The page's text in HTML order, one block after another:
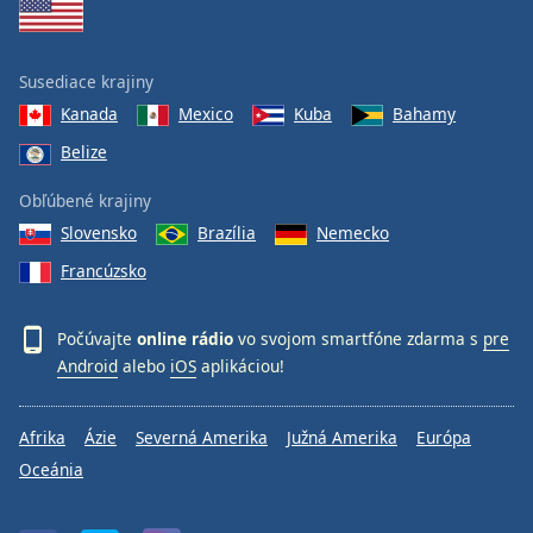
Susediace krajiny
Kanada
Mexico Kuba
Bahamy
Belize
Obľúbené krajiny
Slovensko
Brazília
Nemecko
Francúzsko
Počúvajte online rádio vo svojom smartfóne zdarma s pre
Android alebo iOS aplikáciou!
Afrika Ázie Severná Amerika Južná Amerika
Európa
Oceánia